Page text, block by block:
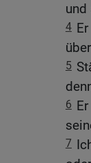
und
4
5
6
7